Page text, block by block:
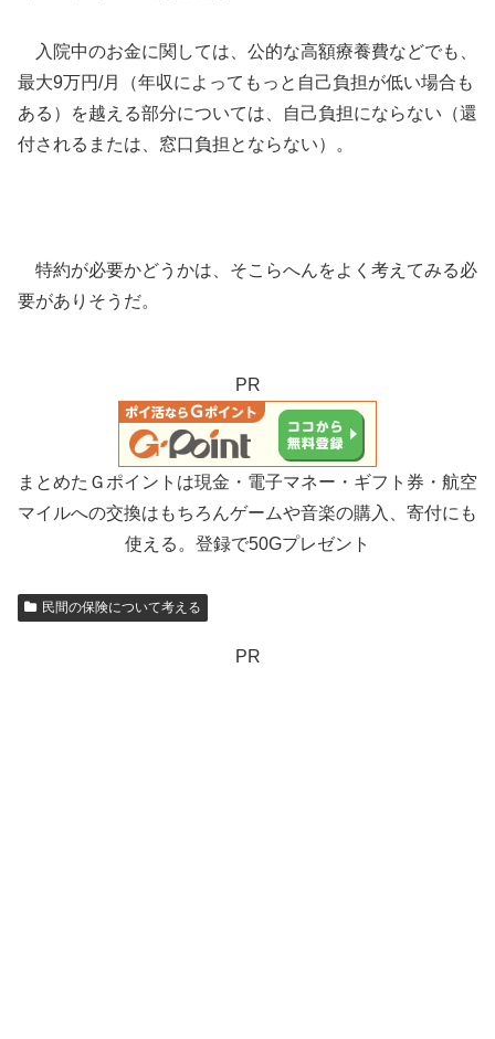
入院中のお金に関しては、公的な高額療養費などでも、
最大9万円/月（年収によってもっと自己負担が低い場合も
ある）を越える部分については、自己負担にならない（還
付されるまたは、窓口負担とならない）。
特約が必要かどうかは、そこらへんをよく考えてみる必
要がありそうだ。
PR
まとめたＧポイントは現金・電子マネー・ギフト券・航空
マイルへの交換はもちろんゲームや音楽の購入、寄付にも
使える。登録で50Gプレゼント
民間の保険について考える
PR